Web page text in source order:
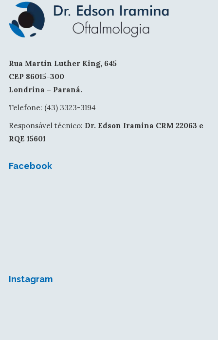
Rua Martin Luther King, 645
CEP 86015-300
Londrina – Paraná.
Telefone: (43) 3323-3194
Responsável técnico: Dr. Edson Iramina CRM 22063 e
RQE 15601
Facebook
Instagram